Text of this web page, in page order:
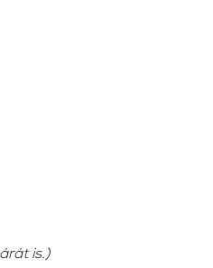
is.)